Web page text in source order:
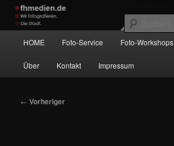
Zum
primären
Inhalt
springen
Wir fotografieren die Hauptstadt!
HOME Foto-Service Foto-Workshops
Über Kontakt Impressum
Beitragsnavigation
← Vorheriger